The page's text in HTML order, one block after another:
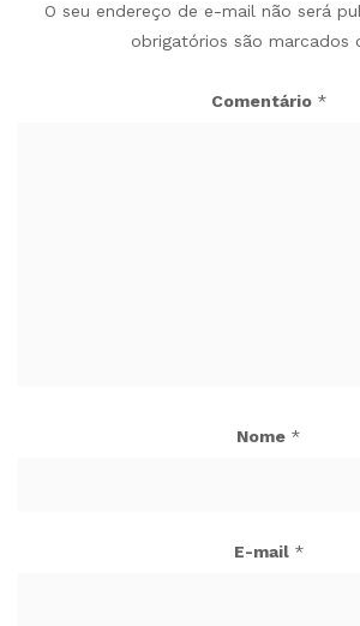
O seu endereço de e-mail não será
obrigatórios são marcados
Comentário *
Nome *
E-mail *